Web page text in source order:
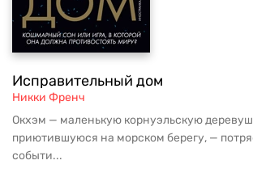
Исправительный дом
Никки Френч
Окхэм — маленькую корнуэльскую
приютившуюся на морском берегу, —
событи...